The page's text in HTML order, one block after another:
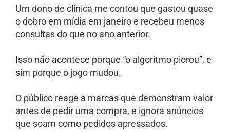
Um dono de clínica me contou que gastou quase
o dobro em mídia em janeiro e recebeu menos
consultas do que no ano anterior.
Isso não acontece porque “o algoritmo piorou”, e
sim porque o jogo mudou.
O público reage a marcas que demonstram valor
antes de pedir uma compra, e ignora anúncios
que soam como pedidos apressados.